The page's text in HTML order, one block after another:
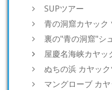
SUPツアー
青の洞窟カヤック
裏の"青の洞窟"シ
屋慶名海峡カヤッ
ぬちの浜 カヤッ
マングローブ カ